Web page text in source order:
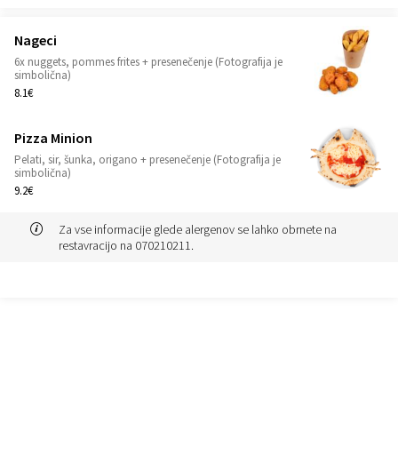
Nageci
6x nuggets, pommes frites + presenečenje (Fotografija je
simbolična)
8.1€
Pizza Minion
Pelati, sir, šunka, origano + presenečenje (Fotografija je
simbolična)
9.2€
Za vse informacije glede alergenov se lahko obrnete na
restavracijo na 070210211.